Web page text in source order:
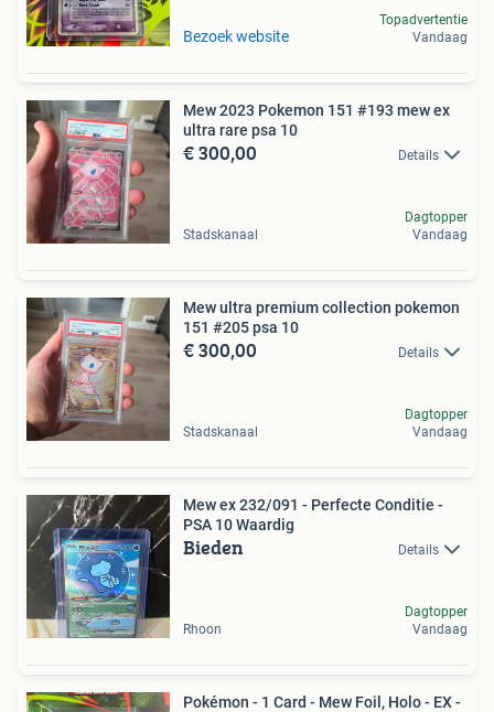
Bezoek website
Topadvertentie
Vandaag
Mew 2023 Pokemon 151 #193 mew ex
ultra rare psa 10
€ 300,00 Details
Stadskanaal
Dagtopper
Vandaag
Mew ultra premium collection pokemon
151 #205 psa 10
€ 300,00 Details
Stadskanaal
Dagtopper
Vandaag
Mew ex 232/091 - Perfecte Conditie -
PSA 10 Waardig
Bieden Details
Rhoon
Dagtopper
Vandaag
Pokémon - 1 Card - Mew Foil, Holo - EX -